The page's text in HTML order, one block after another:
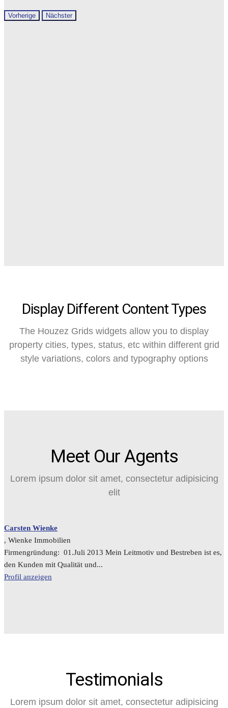
Vorherige Nächster
Display Different Content Types
The Houzez Grids widgets allow you to display
property cities, types, status, etc within different grid
style variations, colors and typography options
Meet Our Agents
Lorem ipsum dolor sit amet, consectetur adipisicing
elit
Carsten Wienke
, Wienke Immobilien
Firmengründung: 01.Juli 2013 Mein Leitmotiv und Bestreben ist es,
den Kunden mit Qualität und...
Profil anzeigen
Testimonials
Lorem ipsum dolor sit amet, consectetur adipisicing